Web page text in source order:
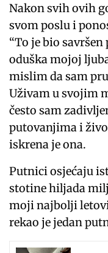
Nakon svih ovih
svom poslu i
“To je bio
oduška mojoj
mislim da sam
Uživam u svojim
često sam
putovanjima i
iskrena je ona.
Putnici osjećaju
stotine hiljada
moji najbolji letovi
rekao je jedan